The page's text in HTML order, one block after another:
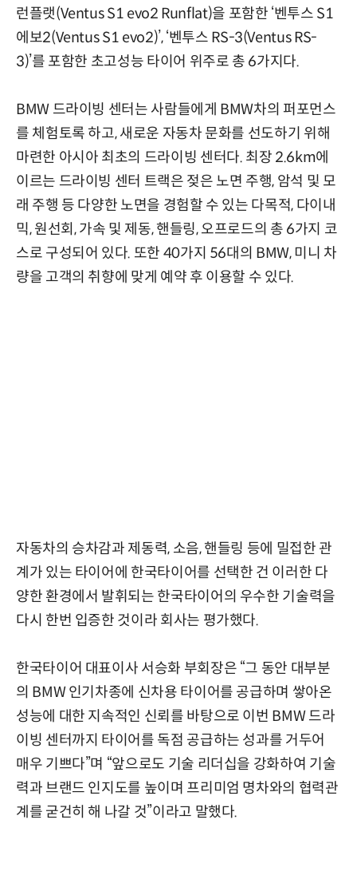
런플랫(Ventus S1 evo2 Runflat)을 포함한 ‘벤투스 S1
에보2(Ventus S1 evo2)’, ‘벤투스 RS-3(Ventus RS-
3)’를 포함한 초고성능 타이어 위주로 총 6가지다.
BMW 드라이빙 센터는 사람들에게 BMW차의 퍼포먼스
를 체험토록 하고, 새로운 자동차 문화를 선도하기 위해
마련한 아시아 최초의 드라이빙 센터다. 최장 2.6km에
이르는 드라이빙 센터 트랙은 젖은 노면 주행, 암석 및 모
래 주행 등 다양한 노면을 경험할 수 있는 다목적, 다이내
믹, 원선회, 가속 및 제동, 핸들링, 오프로드의 총 6가지 코
스로 구성되어 있다. 또한 40가지 56대의 BMW, 미니 차
량을 고객의 취향에 맞게 예약 후 이용할 수 있다.
자동차의 승차감과 제동력, 소음, 핸들링 등에 밀접한 관
계가 있는 타이어에 한국타이어를 선택한 건 이러한 다
양한 환경에서 발휘되는 한국타이어의 우수한 기술력을
다시 한번 입증한 것이라 회사는 평가했다.
한국타이어 대표이사 서승화 부회장은 “그 동안 대부분
의 BMW 인기차종에 신차용 타이어를 공급하며 쌓아온
성능에 대한 지속적인 신뢰를 바탕으로 이번 BMW 드라
이빙 센터까지 타이어를 독점 공급하는 성과를 거두어
매우 기쁘다”며 “앞으로도 기술 리더십을 강화하여 기술
력과 브랜드 인지도를 높이며 프리미엄 명차와의 협력관
계를 굳건히 해 나갈 것”이라고 말했다.